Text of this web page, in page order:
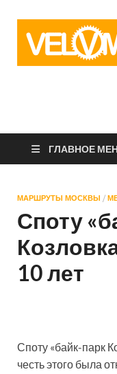
ГЛАВНОЕ
МАРШРУТЫ МОСКВЫ /
Споту
10 лет
Споту «байк-парк
честь этого была